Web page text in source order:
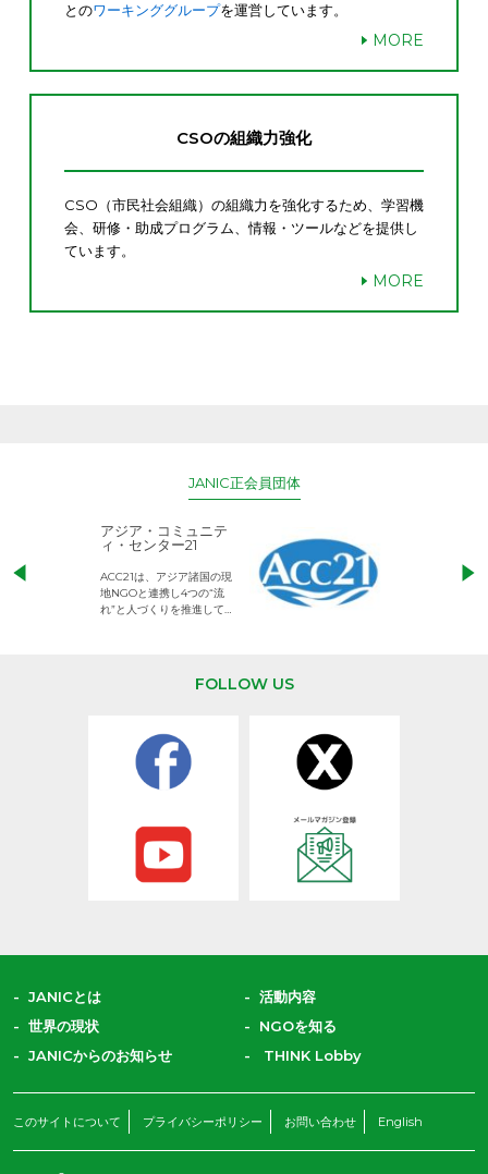
とのワーキンググループを運営しています。
MORE
CSOの組織力強化
CSO（市民社会組織）の組織力を強化するため、学習機
会、研修・助成プログラム、情報・ツールなどを提供し
ています。
MORE
JANIC正会員団体
アジア・コミュニテ
ィ・センター21
ACC21は、アジア諸国の現
地NGOと連携し4つの“流
れ”と人づくりを推進してい
児童労働のない
権利が守られた
FOLLOW US
JANICとは
活動内容
世界の現状
NGOを知る
JANICからのお知らせ
THINK Lobby
このサイトについて プライバシーポリシー お問い合わせ English